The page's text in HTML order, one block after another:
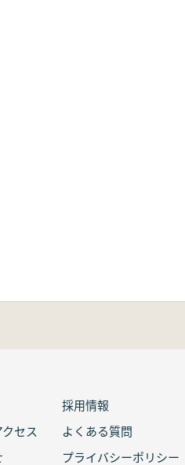
採用情報
セス
よくある質問
プライバシーポリシー